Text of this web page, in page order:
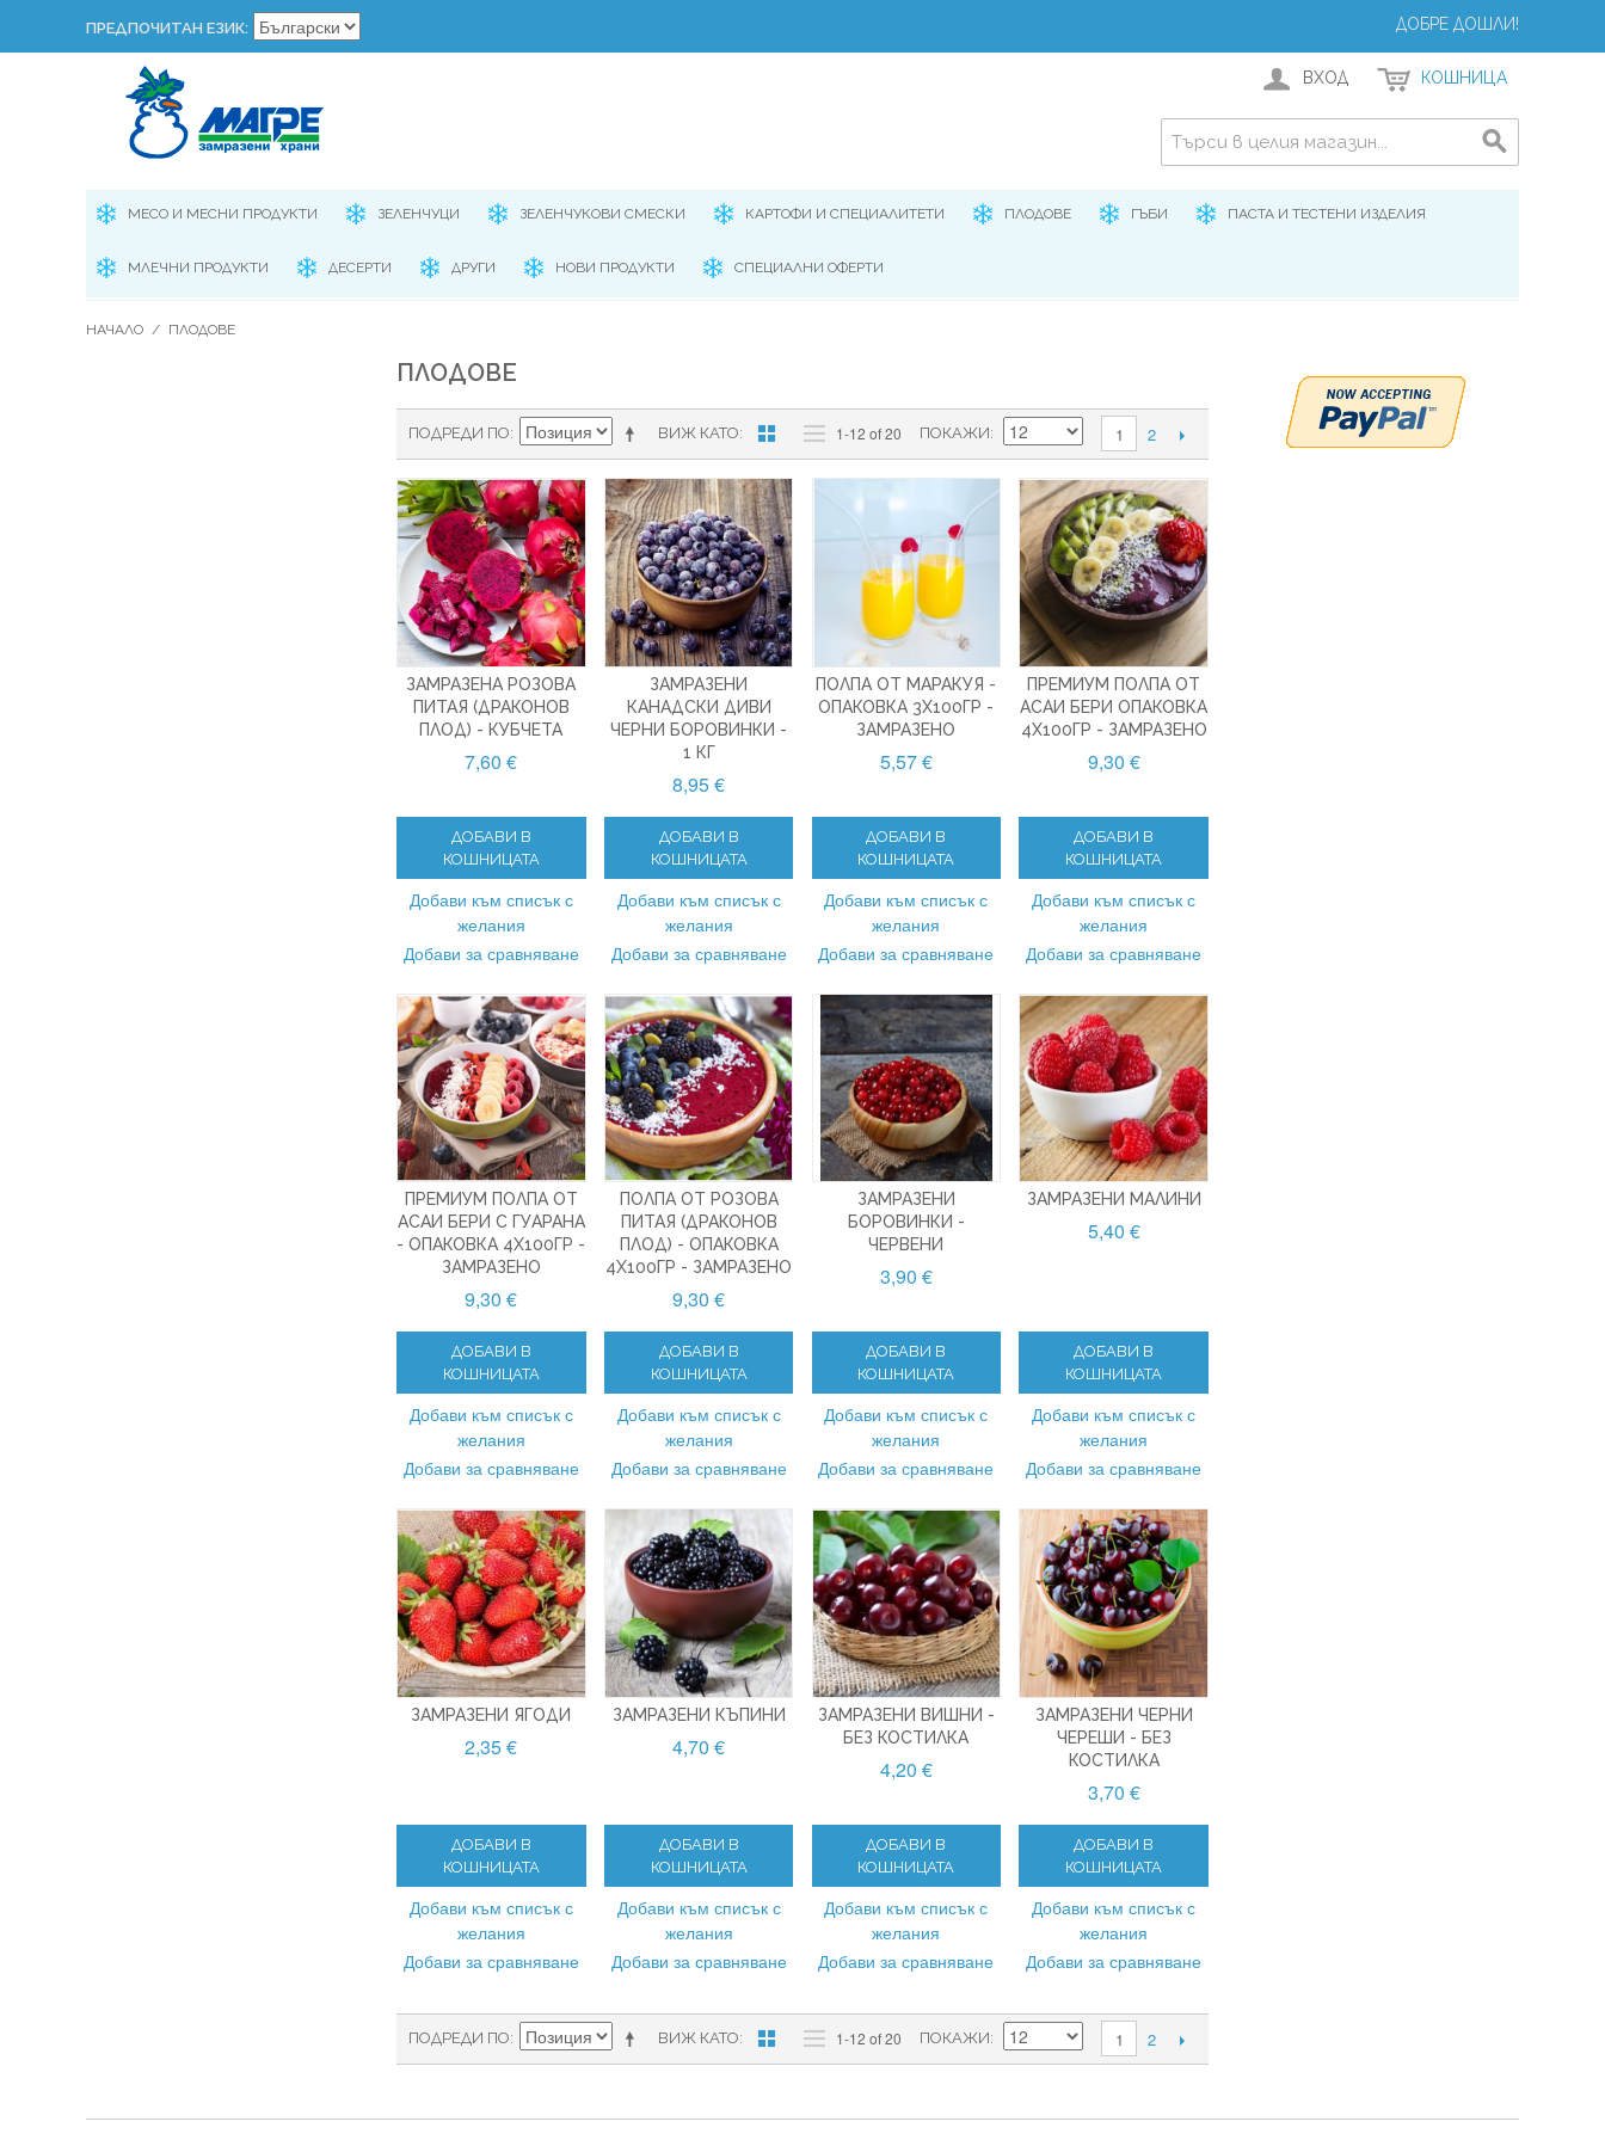
ПРЕДПОЧИТАН ЕЗИК: ДОБРЕ ДОШЛИ!
ВХОД КОШНИЦА
МЕСО И МЕСНИ ПРОДУКТИ ЗЕЛЕНЧУЦИ ЗЕЛЕНЧУКОВИ СМЕСКИ КАРТОФИ И СПЕЦИАЛИТЕТИ ПЛОДОВЕ ГЪБИ ПАСТА И ТЕСТЕНИ ИЗДЕЛИЯ
МЛЕЧНИ ПРОДУКТИ ДЕСЕРТИ ДРУГИ НОВИ ПРОДУКТИ СПЕЦИАЛНИ ОФЕРТИ
НАЧАЛО / ПЛОДОВЕ
ПЛОДОВЕ
ВИЖ КАТО
ПОДРЕДИ ПО 1-12 of 20 ПОКАЖИ 1 2
ЗАМРАЗЕНА РОЗОВА
ПИТАЯ (ДРАКОНОВ
ПЛОД) - КУБЧЕТА
7,60 €
ДОБАВИ В
КОШНИЦАТА
Добави към списък с
желания
Добави за сравняване
ЗАМРАЗЕНИ
КАНАДСКИ ДИВИ
ЧЕРНИ БОРОВИНКИ -
1 КГ
8,95 €
ДОБАВИ В
КОШНИЦАТА
Добави към списък с
желания
Добави за сравняване
ПОЛПА ОТ МАРАКУЯ -
ОПАКОВКА 3X100ГР -
ЗАМРАЗЕНО
5,57 €
ДОБАВИ В
КОШНИЦАТА
Добави към списък с
желания
Добави за сравняване
ПРЕМИУМ ПОЛПА ОТ
АСАИ БЕРИ ОПАКОВКА
4X100ГР - ЗАМРАЗЕНО
9,30 €
ДОБАВИ В
КОШНИЦАТА
Добави към списък с
желания
Добави за сравняване
ПРЕМИУМ ПОЛПА ОТ
АСАИ БЕРИ С ГУАРАНА
- ОПАКОВКА 4X100ГР -
ЗАМРАЗЕНО
9,30 €
ДОБАВИ В
КОШНИЦАТА
Добави към списък с
желания
Добави за сравняване
ПОЛПА ОТ РОЗОВА
ПИТАЯ (ДРАКОНОВ
ПЛОД) - ОПАКОВКА
4X100ГР - ЗАМРАЗЕНО
9,30 €
ДОБАВИ В
КОШНИЦАТА
Добави към списък с
желания
Добави за сравняване
ЗАМРАЗЕНИ
БОРОВИНКИ -
ЧЕРВЕНИ
3,90 €
ДОБАВИ В
КОШНИЦАТА
Добави към списък с
желания
Добави за сравняване
ЗАМРАЗЕНИ МАЛИНИ
5,40 €
ДОБАВИ В
КОШНИЦАТА
Добави към списък с
желания
Добави за сравняване
ЗАМРАЗЕНИ ЯГОДИ
2,35 €
ДОБАВИ В
КОШНИЦАТА
Добави към списък с
желания
Добави за сравняване
ЗАМРАЗЕНИ КЪПИНИ
4,70 €
ДОБАВИ В
КОШНИЦАТА
Добави към списък с
желания
Добави за сравняване
ЗАМРАЗЕНИ ВИШНИ -
БЕЗ КОСТИЛКА
4,20 €
ДОБАВИ В
КОШНИЦАТА
Добави към списък с
желания
Добави за сравняване
ЗАМРАЗЕНИ ЧЕРНИ
ЧЕРЕШИ - БЕЗ
КОСТИЛКА
3,70 €
ДОБАВИ В
КОШНИЦАТА
Добави към списък с
желания
Добави за сравняване
ВИЖ КАТО
ПОДРЕДИ ПО 1-12 of 20 ПОКАЖИ 1 2